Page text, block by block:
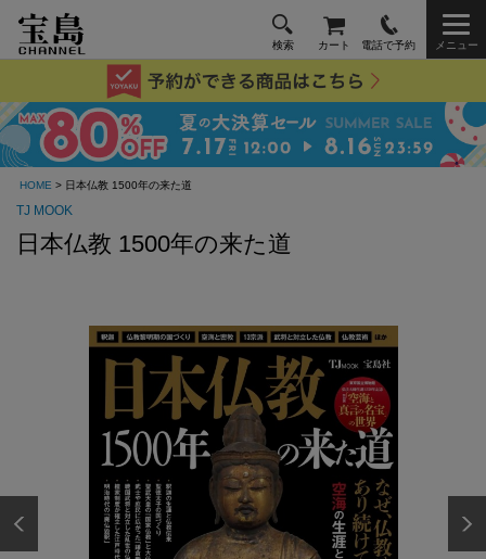
検索 カート 電話で予約 メニュー
HOME > 日本仏教 1500年の来た道
TJ MOOK
日本仏教 1500年の来た道